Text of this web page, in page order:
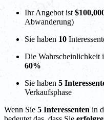
Ihr Angebot ist
Abwanderung)
Sie haben 10
Die Wahrscheinlichkeit
60%
Sie haben 5
Verkaufsphase
Wenn Sie 5 Interessenten in